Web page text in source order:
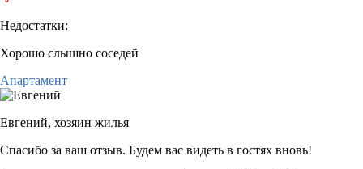
Недостатки:
Хорошо слышно соседей
Апартамент
Евгений, хозяин жилья
Спасибо за ваш отзыв. Будем вас видеть в гостях вновь!